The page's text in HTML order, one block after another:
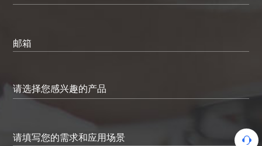
邮箱
请填写您的需求和应用场景